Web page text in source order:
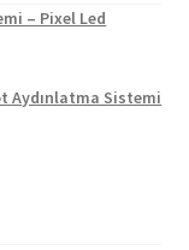
– Pixel Led
Aydınlatma Sistemi